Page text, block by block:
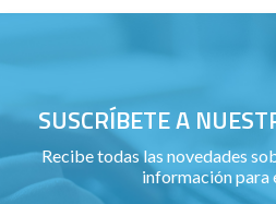
SUSCRÍBETE A
Recibe todas las novedades
información para